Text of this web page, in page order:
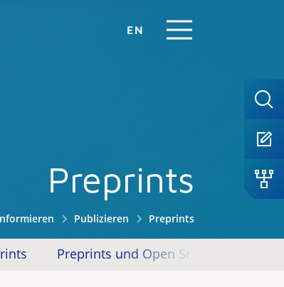
EN
Preprints
Publizieren Preprints
Preprints und Open Science